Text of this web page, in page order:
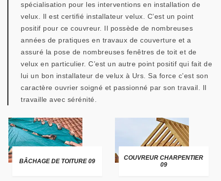
spécialisation pour les interventions en installation de
velux. Il est certifié installateur velux. C’est un point
positif pour ce couvreur. Il possède de nombreuses
années de pratiques en travaux de couverture et a
assuré la pose de nombreuses fenêtres de toit et de
velux en particulier. C’est un autre point positif qui fait de
lui un bon installateur de velux à Urs. Sa force c’est son
caractère ouvrier soigné et passionné par son travail. Il
travaille avec sérénité.
BÂCHAGE DE TOITURE 09
COUVREUR CHARPENTIER
09